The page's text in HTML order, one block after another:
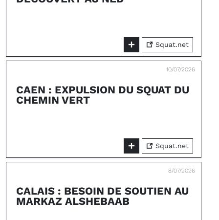
Squat.net
10/07/2026
CAEN : EXPULSION DU SQUAT DU
CHEMIN VERT
Squat.net
8/07/2026
CALAIS : BESOIN DE SOUTIEN AU
MARKAZ ALSHEBAAB